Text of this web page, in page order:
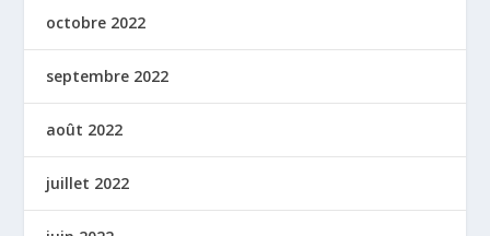
octobre 2022
septembre 2022
août 2022
juillet 2022